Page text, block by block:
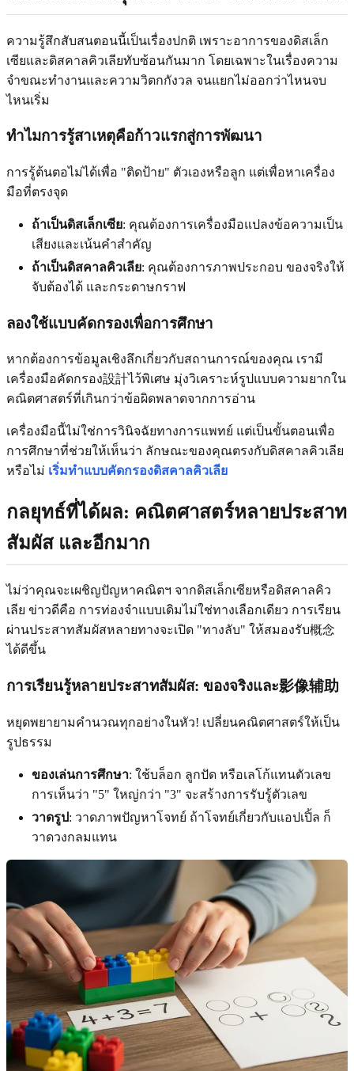
ความรู้สึกสับสนตอนนี้เป็นเรื่องปกติ เพราะอาการของดิสเล็ก
เซียและดิสคาลคิวเลียทับซ้อนกันมาก โดยเฉพาะในเรื่องความ
จำขณะทำงานและความวิตกกังวล จนแยกไม่ออกว่าไหนจบ
ไหนเริ่ม
ทำไมการรู้สาเหตุคือก้าวแรกสู่การพัฒนา
การรู้ต้นตอไม่ได้เพื่อ "ติดป้าย" ตัวเองหรือลูก แต่เพื่อหาเครื่อง
มือที่ตรงจุด
ถ้าเป็นดิสเล็กเซีย: คุณต้องการเครื่องมือแปลงข้อความเป็น
เสียงและเน้นคำสำคัญ
ถ้าเป็นดิสคาลคิวเลีย: คุณต้องการภาพประกอบ ของจริงให้
จับต้องได้ และกระดาษกราฟ
ลองใช้แบบคัดกรองเพื่อการศึกษา
หากต้องการข้อมูลเชิงลึกเกี่ยวกับสถานการณ์ของคุณ เรามี
เครื่องมือคัดกรอง設計ไว้พิเศษ มุ่งวิเคราะห์รูปแบบความยากใน
คณิตศาสตร์ที่เกินกว่าข้อผิดพลาดจากการอ่าน
เครื่องมือนี้ไม่ใช่การวินิจฉัยทางการแพทย์ แต่เป็นขั้นตอนเพื่อ
การศึกษาที่ช่วยให้เห็นว่า ลักษณะของคุณตรงกับดิสคาลคิวเลีย
หรือไม่ เริ่มทำแบบคัดกรองดิสคาลคิวเลีย
กลยุทธ์ที่ได้ผล: คณิตศาสตร์หลายประสาท
สัมผัส และอีกมาก
ไม่ว่าคุณจะเผชิญปัญหาคณิตฯ จากดิสเล็กเซียหรือดิสคาลคิว
เลีย ข่าวดีคือ การท่องจำแบบเดิมไม่ใช่ทางเลือกเดียว การเรียน
ผ่านประสาทสัมผัสหลายทางจะเปิด "ทางลับ" ให้สมองรับ概念
ได้ดีขึ้น
การเรียนรู้หลายประสาทสัมผัส: ของจริงและ影像辅助
หยุดพยายามคำนวณทุกอย่างในหัว! เปลี่ยนคณิตศาสตร์ให้เป็น
รูปธรรม
ของเล่นการศึกษา: ใช้บล็อก ลูกปัด หรือเลโก้แทนตัวเลข
การเห็นว่า "5" ใหญ่กว่า "3" จะสร้างการรับรู้ตัวเลข
วาดรูป: วาดภาพปัญหาโจทย์ ถ้าโจทย์เกี่ยวกับแอปเปิ้ล ก็
วาดวงกลมแทน